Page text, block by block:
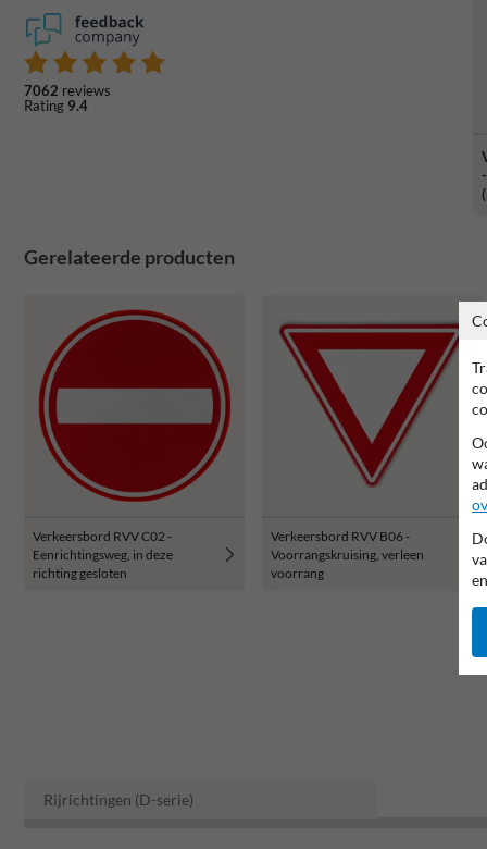
7062 reviews
Rating 9.4
Gerelateerde producten
Verkeersbord RVV C02 -
Eenrichtingsweg, in deze
richting gesloten
Verkeersbord RVV B06 -
Voorrangskruising, verleen
voorrang
Rijrichtingen (D-serie)